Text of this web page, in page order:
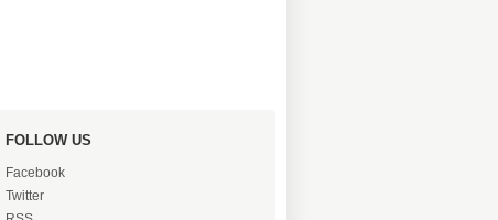
FOLLOW US
Facebook
Twitter